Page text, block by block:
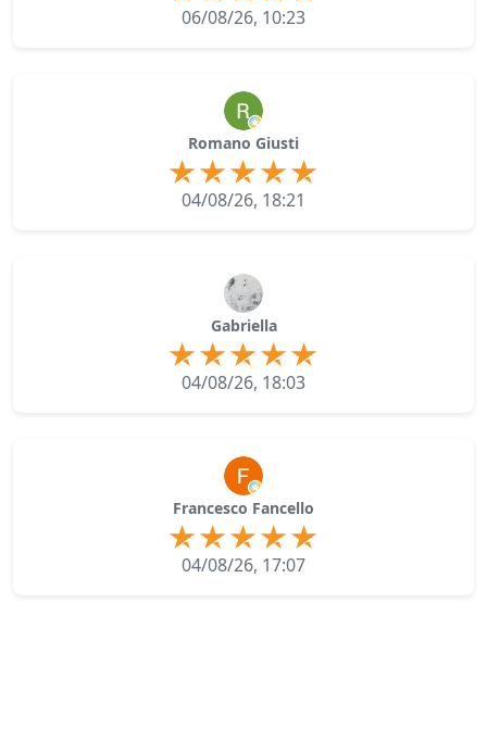
06/08/26, 10:23
Romano Giusti
04/08/26, 18:21
Gabriella
04/08/26, 18:03
Francesco Fancello
04/08/26, 17:07